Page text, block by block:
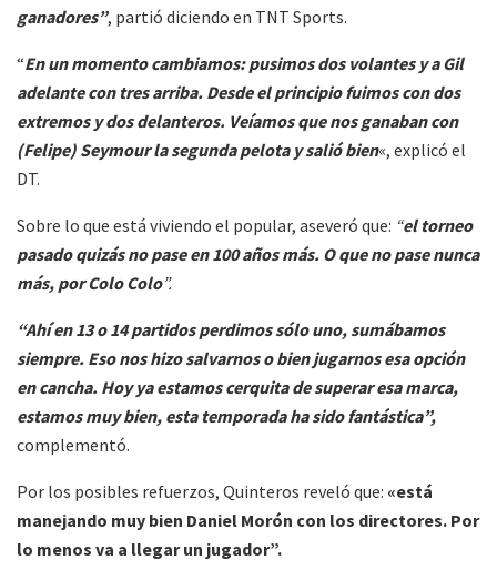
ganadores”, partió diciendo en TNT Sports.
“En un momento cambiamos: pusimos dos volantes y a Gil
adelante con tres arriba. Desde el principio fuimos con dos
extremos y dos delanteros. Veíamos que nos ganaban con
(Felipe) Seymour la segunda pelota y salió bien«, explicó el
DT.
Sobre lo que está viviendo el popular, aseveró que: “el torneo
pasado quizás no pase en 100 años más. O que no pase nunca
más, por Colo Colo”.
“Ahí en 13 o 14 partidos perdimos sólo uno, sumábamos
siempre. Eso nos hizo salvarnos o bien jugarnos esa opción
en cancha. Hoy ya estamos cerquita de superar esa marca,
estamos muy bien, esta temporada ha sido fantástica”,
complementó.
Por los posibles refuerzos, Quinteros reveló que: «está
manejando muy bien Daniel Morón con los directores. Por
lo menos va a llegar un jugador”.